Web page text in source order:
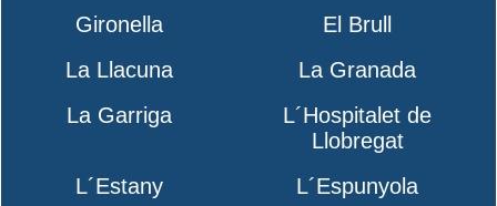
Gironella
El Brull
La Llacuna
La Granada
La Garriga
L´Hospitalet de
Llobregat
L´Estany
L´Espunyola